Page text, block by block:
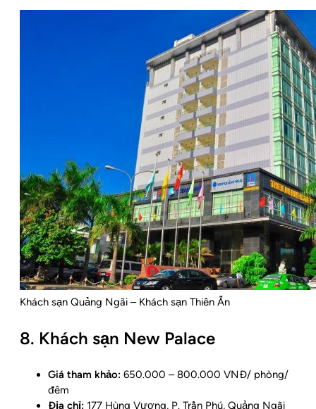
Khách sạn Quảng Ngãi – Khách sạn Thiên Ấn
8. Khách sạn New Palace
Giá tham khảo: 650.000 – 800.000 VNĐ/ phòng/
đêm
Địa chỉ: 177 Hùng Vương, P. Trần Phú, Quảng Ngãi